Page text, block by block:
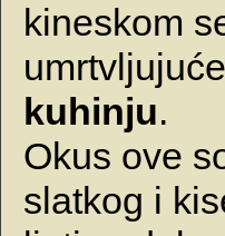
kineskom
kuhinju.
Okus ove
slatkog i